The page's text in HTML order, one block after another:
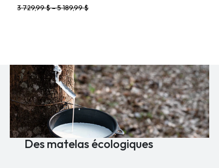
This
options
may
be
chosen
on
the
product
page
3 729,99$–5 189,99$
Des matelas écologiques